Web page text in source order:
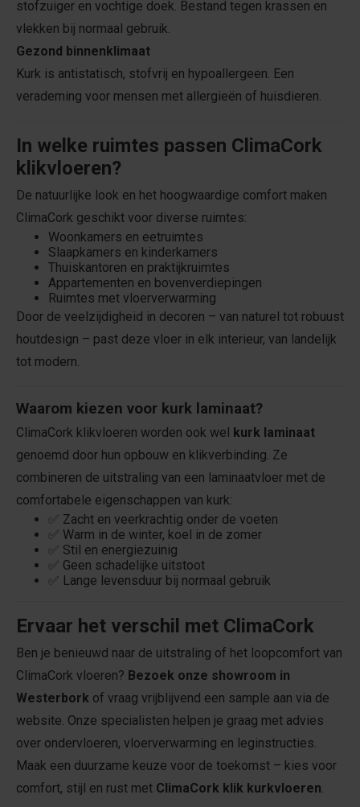
stofzuiger en vochtige doek. Bestand tegen krassen en
vlekken bij normaal gebruik.
Gezond binnenklimaat
Kurk is antistatisch, stofvrij en hypoallergeen. Een
verademing voor mensen met allergieën of huisdieren.
In welke ruimtes passen ClimaCork
klikvloeren?
De natuurlijke look en het hoogwaardige comfort maken
ClimaCork geschikt voor diverse ruimtes:
Woonkamers en eetruimtes
Slaapkamers en kinderkamers
Thuiskantoren en praktijkruimtes
Appartementen en bovenverdiepingen
Ruimtes met vloerverwarming
Door de veelzijdigheid in decoren – van naturel tot robuust
houtdesign – past deze vloer in elk interieur, van landelijk
tot modern.
Waarom kiezen voor kurk laminaat?
ClimaCork klikvloeren worden ook wel kurk laminaat
genoemd door hun opbouw en klikverbinding. Ze
combineren de uitstraling van een laminaatvloer met de
comfortabele eigenschappen van kurk:
✅ Zacht en veerkrachtig onder de voeten
✅ Warm in de winter, koel in de zomer
✅ Stil en energiezuinig
✅ Geen schadelijke uitstoot
✅ Lange levensduur bij normaal gebruik
Ervaar het verschil met ClimaCork
Ben je benieuwd naar de uitstraling of het loopcomfort van
ClimaCork vloeren? Bezoek onze showroom in
Westerbork of vraag vrijblijvend een sample aan via de
website. Onze specialisten helpen je graag met advies
over ondervloeren, vloerverwarming en leginstructies.
Maak een duurzame keuze voor de toekomst – kies voor
comfort, stijl en rust met ClimaCork klik kurkvloeren